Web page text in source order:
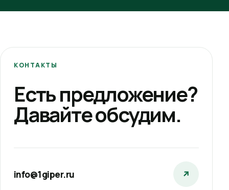
КОНТАКТЫ
Есть предложение?
Давайте обсудим.
info@1giper.ru ↗